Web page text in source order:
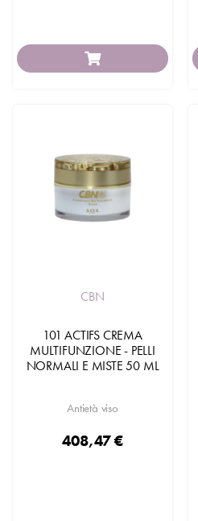
CBN
101 ACTIFS CREMA
MULTIFUNZIONE - PELLI
NORMALI E MISTE 50 ML
Antietà viso
408,47 €